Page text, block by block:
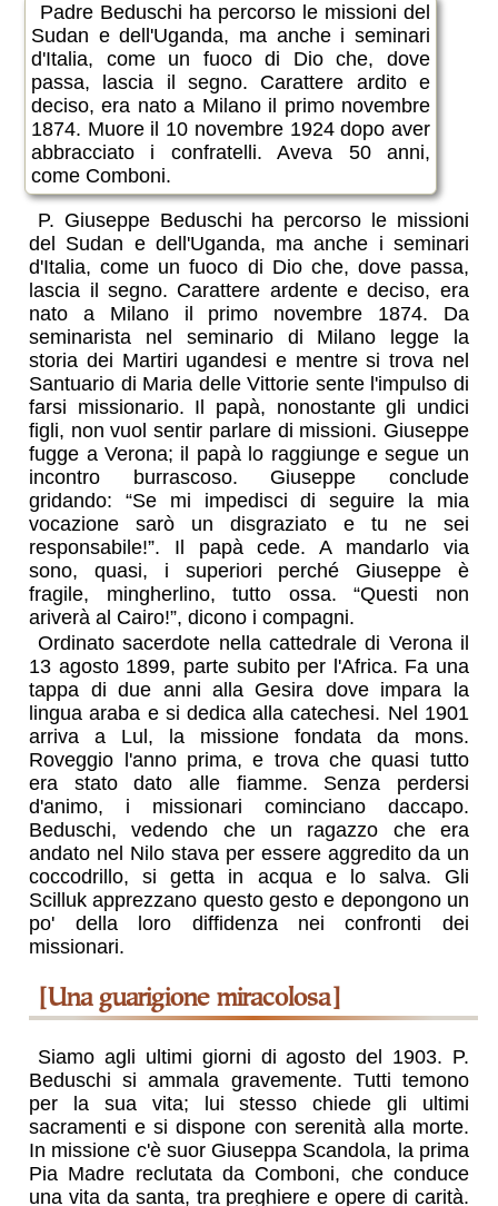
Padre Beduschi ha percorso le missioni del
Sudan e dell'Uganda, ma anche i seminari
d'Italia, come un fuoco di Dio che, dove
passa, lascia il segno. Carattere ardito e
deciso, era nato a Milano il primo novembre
1874. Muore il 10 novembre 1924 dopo aver
abbracciato i confratelli. Aveva 50 anni,
come Comboni.
P. Giuseppe Beduschi ha percorso le missioni
del Sudan e dell'Uganda, ma anche i seminari
d'Italia, come un fuoco di Dio che, dove passa,
lascia il segno. Carattere ardente e deciso, era
nato a Milano il primo novembre 1874. Da
seminarista nel seminario di Milano legge la
storia dei Martiri ugandesi e mentre si trova nel
Santuario di Maria delle Vittorie sente l'impulso di
farsi missionario. Il papà, nonostante gli undici
figli, non vuol sentir parlare di missioni. Giuseppe
fugge a Verona; il papà lo raggiunge e segue un
incontro burrascoso. Giuseppe conclude
gridando: “Se mi impedisci di seguire la mia
vocazione sarò un disgraziato e tu ne sei
responsabile!”. Il papà cede. A mandarlo via
sono, quasi, i superiori perché Giuseppe è
fragile, mingherlino, tutto ossa. “Questi non
ariverà al Cairo!”, dicono i compagni.
Ordinato sacerdote nella cattedrale di Verona il
13 agosto 1899, parte subito per l'Africa. Fa una
tappa di due anni alla Gesira dove impara la
lingua araba e si dedica alla catechesi. Nel 1901
arriva a Lul, la missione fondata da mons.
Roveggio l'anno prima, e trova che quasi tutto
era stato dato alle fiamme. Senza perdersi
d'animo, i missionari cominciano daccapo.
Beduschi, vedendo che un ragazzo che era
andato nel Nilo stava per essere aggredito da un
coccodrillo, si getta in acqua e lo salva. Gli
Scilluk apprezzano questo gesto e depongono un
po' della loro diffidenza nei confronti dei
missionari.
[una guarigione miracolosa]
Siamo agli ultimi giorni di agosto del 1903. P.
Beduschi si ammala gravemente. Tutti temono
per la sua vita; lui stesso chiede gli ultimi
sacramenti e si dispone con serenità alla morte.
In missione c'è suor Giuseppa Scandola, la prima
Pia Madre reclutata da Comboni, che conduce
una vita da santa, tra preghiere e opere di carità.